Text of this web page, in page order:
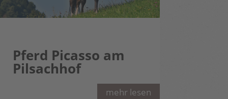
mehr lesen
Pferd Picasso am
Pilsachhof